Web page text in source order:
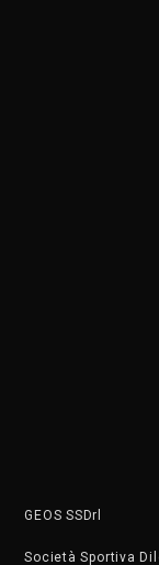
messaggi
Cookie Policy